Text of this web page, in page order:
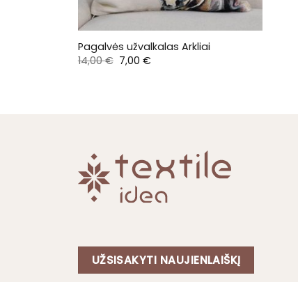
Pagalvės užvalkalas Arkliai
14,00€ Original
price
7,00€Current
UŽSISAKYTI NAUJIENLAIŠKĮ